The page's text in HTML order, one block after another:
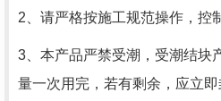
2、请严格按施工规范操作，控
3、本产品严禁受潮，受潮结块
量一次用完，若有剩余，应立即